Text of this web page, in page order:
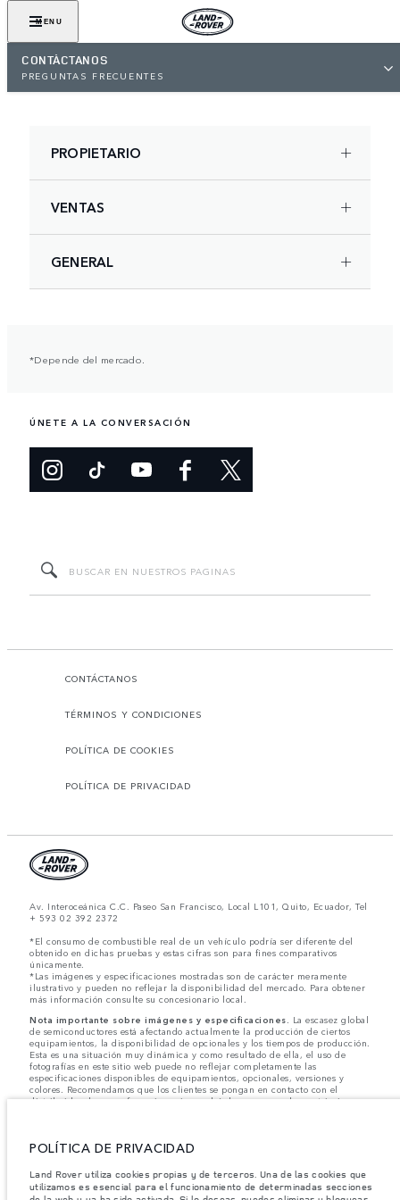
MENU
CONTÁCTANOS
PREGUNTAS FRECUENTES
PROPIETARIO
VENTAS
GENERAL
*Depende del mercado.
ÚNETE A LA CONVERSACIÓN
CONTÁCTANOS
TÉRMINOS Y CONDICIONES
POLÍTICA DE COOKIES
POLÍTICA DE PRIVACIDAD
Av. Interoceánica C.C. Paseo San Francisco, Local L101, Quito, Ecuador, Tel
+ 593 02 392 2372
*El consumo de combustible real de un vehículo podría ser diferente del
obtenido en dichas pruebas y estas cifras son para fines comparativos
únicamente.
*Las imágenes y especificaciones mostradas son de carácter meramente
ilustrativo y pueden no reflejar la disponibilidad del mercado. Para obtener
más información consulte su concesionario local.
Nota importante sobre imágenes y especificaciones. La escasez global
de semiconductores está afectando actualmente la producción de ciertos
equipamientos, la disponibilidad de opcionales y los tiempos de producción.
Esta es una situación muy dinámica y como resultado de ella, el uso de
fotografías en este sitio web puede no reflejar completamente las
especificaciones disponibles de equipamientos, opcionales, versiones y
colores. Recomendamos que los clientes se pongan en contacto con el
distribuidor de su preferencia, quien podrá dar a conocer las restricciones
Jaguar Land Rover Limited busca constantemente nuevas formas de mejorar
accesorios, por lo que se producen modificaciones de forma continua y sin
previo aviso. Según el modelo, algunas funciones serán opcionales o
vendrán incluidas de serie. La información, las especificaciones, los motores
POLÍTICA DE PRIVACIDAD
Land Rover utiliza cookies propias y de terceros. Una de las cookies que
utilizamos es esencial para el funcionamiento de determinadas secciones